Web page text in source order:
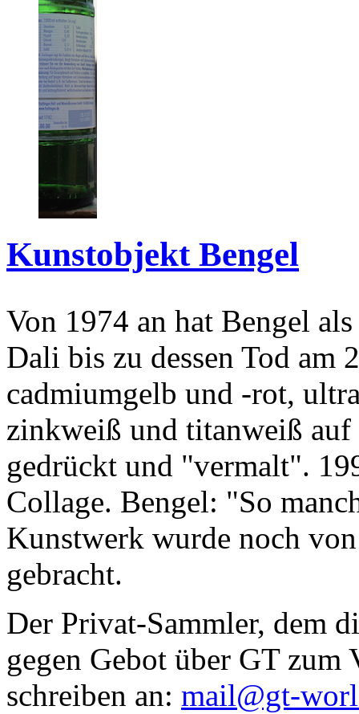
Kunstobjekt Bengel
Von 1974 an hat Bengel
Dali bis zu dessen Tod am
cadmiumgelb und -rot,
zinkweiß und titanweiß
gedrückt und "vermalt".
Collage. Bengel: "So
Kunstwerk wurde noch
gebracht.
Der Privat-Sammler, dem
gegen Gebot über GT zum
schreiben an: mail@gt-